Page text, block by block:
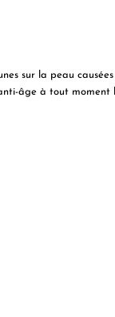
sur la peau
âge à tout moment